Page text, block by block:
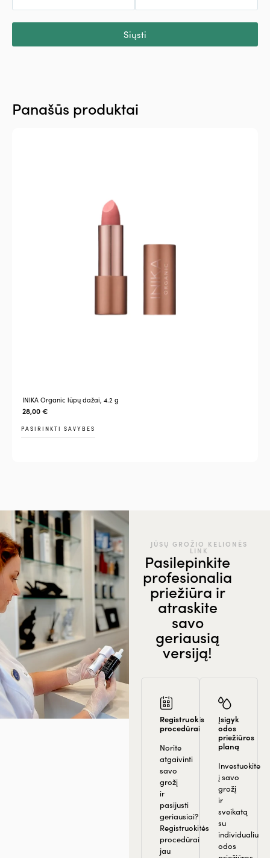
Siųsti
Panašūs produktai
INIKA Organic lūpų dažai, 4.2 g
28,00€
PASIRINKTI SAVYBES
JŪSŲ GROŽIO KELIONĖS
LINK
Pasilepinkite
profesionalia
priežiūra ir
atraskite
savo
geriausią
versiją!
Registruokis
procedūrai
Norite
atgaivinti
savo
grožį
ir
pasijusti
geriausiai?
Registruokitės
procedūrai
jau
Įsigyk
odos
priežiūros
planą
Investuokite
į savo
grožį
ir
sveikatą
su
individualiu
odos